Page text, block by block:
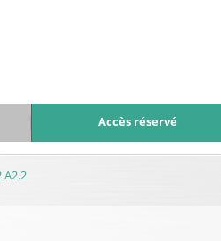
Accès réservé
A2.2